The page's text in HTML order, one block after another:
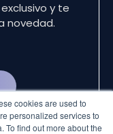
cookies are used to
personalized services to
To find out more about the
y te
novedad.